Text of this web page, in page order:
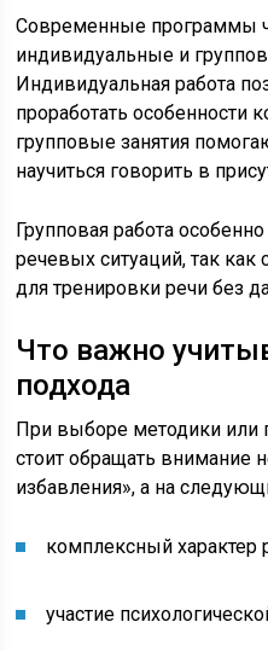
Современные программы
индивидуальные и
Индивидуальная работа
проработать особенности
групповые занятия
научиться говорить в
Групповая работа
речевых ситуаций, так как
для тренировки речи без
Что важно
подхода
При выборе методики или
стоит обращать внимание
избавления», а на
комплексный характер
участие